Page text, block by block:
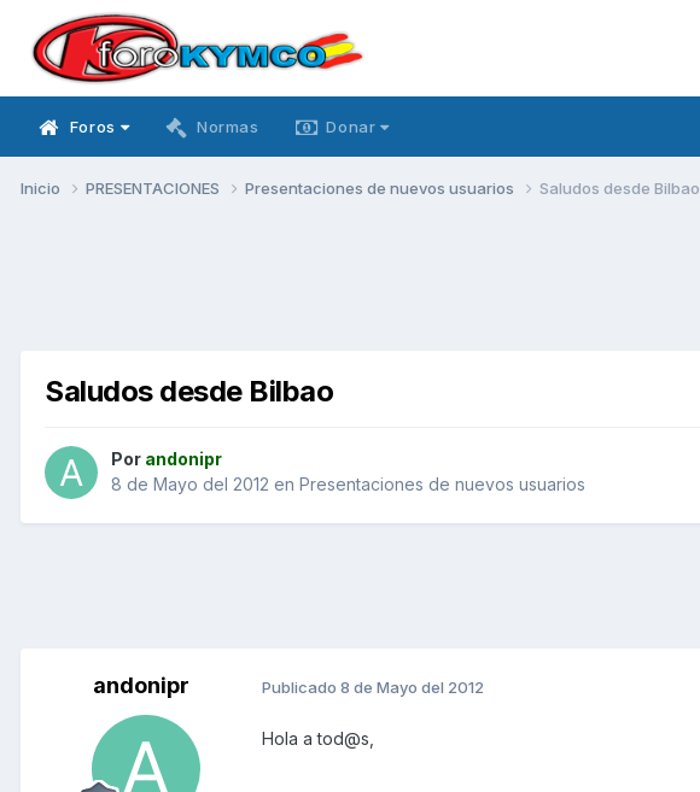
Foros Normas Donar
Inicio PRESENTACIONES Presentaciones de nuevos usuarios Saludos desde Bilbao
Saludos desde Bilbao
Por andonipr
8 de Mayo del 2012 en Presentaciones de nuevos usuarios
andonipr Publicado 8 de Mayo del 2012
Hola a tod@s,